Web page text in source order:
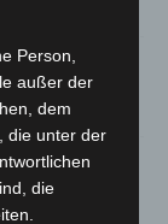
bei
Oper im
Person,
außer der
dem
die unter der
die